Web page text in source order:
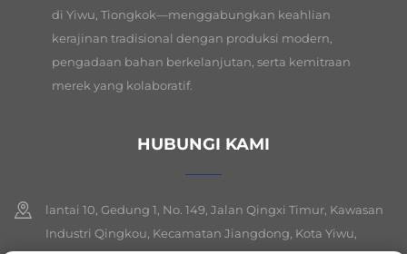
di Yiwu, Tiongkok—menggabungkan keahlian
kerajinan tradisional dengan produksi modern,
pengadaan bahan berkelanjutan, serta kemitraan
merek yang kolaboratif.
HUBUNGI KAMI
lantai 10, Gedung 1, No. 149, Jalan Qingxi Timur, Kawasan
Industri Qingkou, Kecamatan Jiangdong, Kota Yiwu,